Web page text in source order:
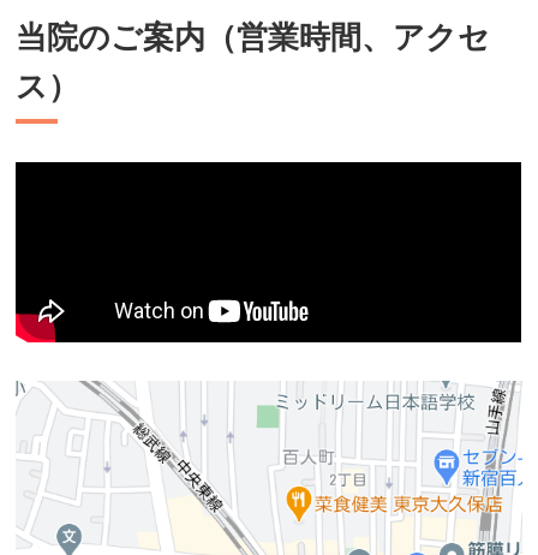
当院のご案内（営業時間、アクセ
ス）